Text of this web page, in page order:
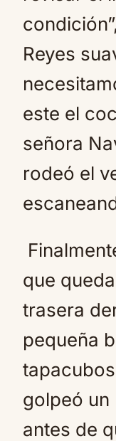
Reyes
este el
señora
rodeó el
que
trasera
pequeña
golpeó un
antes de